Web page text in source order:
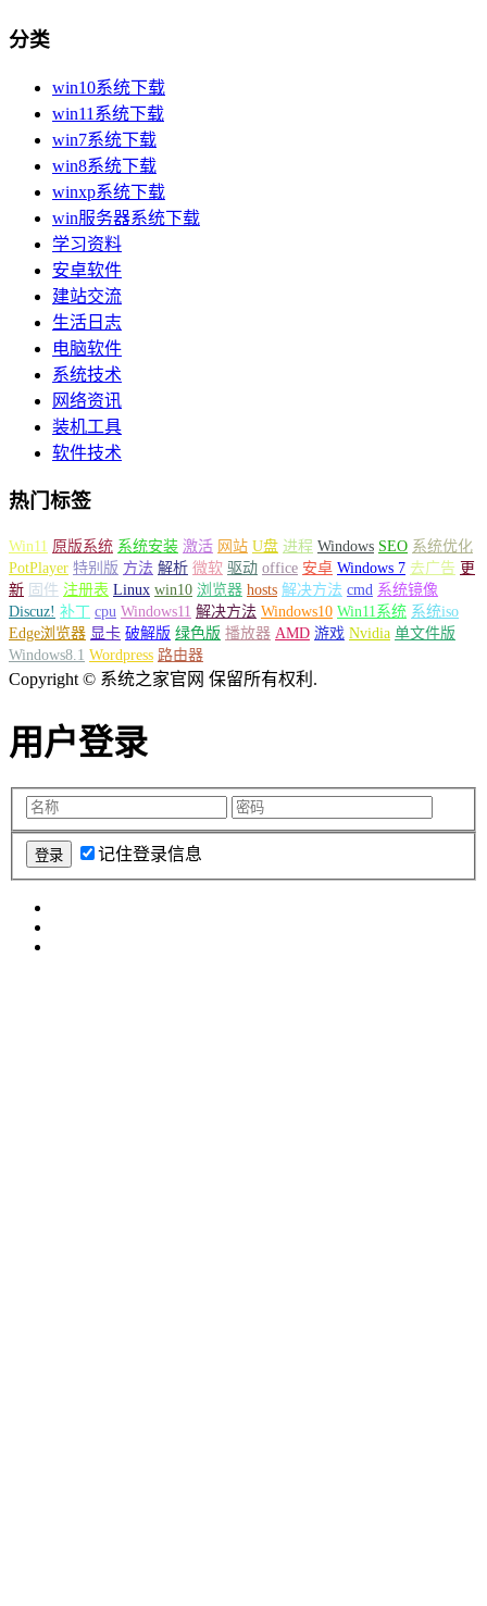
分类
win10系统下载
win11系统下载
win7系统下载
win8系统下载
winxp系统下载
win服务器系统下载
学习资料
安卓软件
建站交流
生活日志
电脑软件
系统技术
网络资讯
装机工具
软件技术
热门标签
Win11 原版系统 系统安装 激活 网站 U盘 进程 Windows SEO 系统优化
PotPlayer 特别版 方法 解析 微软 驱动 office 安卓 Windows 7 去广告 更
新 固件 注册表 Linux win10 浏览器 hosts 解决方法 cmd 系统镜像
Discuz! 补丁 cpu Windows11 解决方法 Windows10 Win11系统 系统iso
Edge浏览器 显卡 破解版 绿色版 播放器 AMD 游戏 Nvidia 单文件版
Windows8.1 Wordpress 路由器
Copyright © 系统之家官网 保留所有权利.
用户登录
记住登录信息